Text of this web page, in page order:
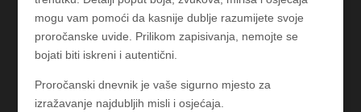
mogu vam pomoći da kasnije dublje razumijete svoje
proročanske uvide. Prilikom zapisivanja, nemojte se
bojati biti iskreni i autentični.
Proročanski dnevnik je vaše sigurno mjesto za
izražavanje najdubljih misli i osjećaja.